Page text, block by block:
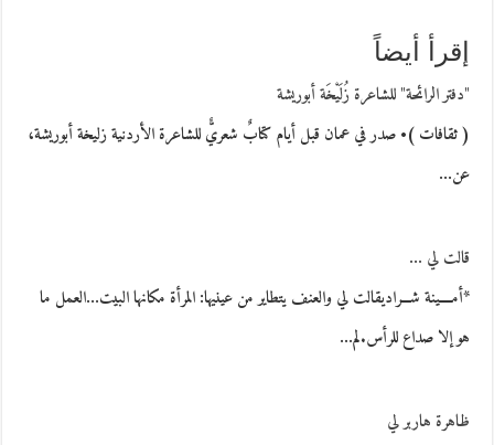
إقرأ أيضاً
"دفتر الرائحة" للشاعرة زُلَيْخَة أبوريشة
( ثقافات )• صدر في عمان قبل أيام كتابٌ شعريٌّ للشاعرة الأردنية زليخة أبوريشة،
عن…
قالت لي …
*أمــــينة شـــراديقالت لي والعنف يتطاير من عينيها: المرأة مكانها البيت…العمل ما
هو إلا صداع للرأس.لم…
ظاهرة هاربر لي